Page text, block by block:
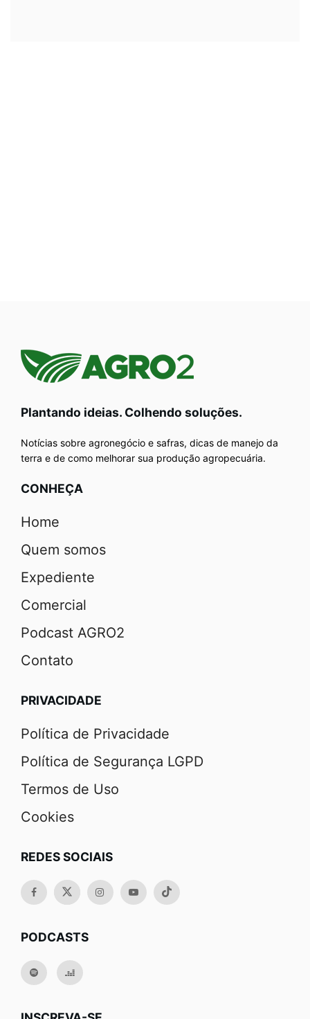
Plantando ideias. Colhendo soluções.
Notícias sobre agronegócio e safras, dicas de manejo da
terra e de como melhorar sua produção agropecuária.
CONHEÇA
Home
Quem somos
Expediente
Comercial
Podcast AGRO2
Contato
PRIVACIDADE
Política de Privacidade
Política de Segurança LGPD
Termos de Uso
Cookies
REDES SOCIAIS
PODCASTS